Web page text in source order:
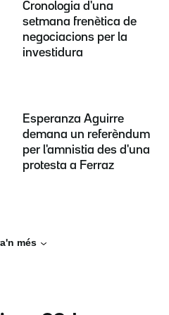
Cronologia d'una
setmana frenètica de
negociacions per la
investidura
Esperanza Aguirre
demana un referèndum
per l'amnistia des d'una
protesta a Ferraz
més